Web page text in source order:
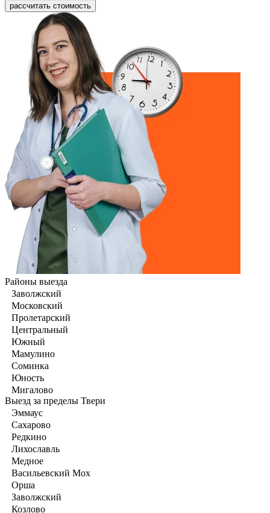
рассчитать стоимость
Районы выезда
Заволжский
Московский
Пролетарский
Центральный
Южный
Мамулино
Соминка
Юность
Мигалово
Выезд за пределы Твери
Эммаус
Сахарово
Редкино
Лихославль
Медное
Васильевский Мох
Орша
Заволжский
Козлово